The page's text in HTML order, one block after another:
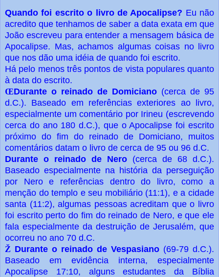
Quando foi escrito o livro de Apocalipse? Eu não
acredito que tenhamos de saber a data exata em que
João escreveu para entender a mensagem básica de
Apocalipse. Mas, achamos algumas coisas no livro
que nos dão uma idéia de quando foi escrito.
Há pelo menos três pontos de vista populares quanto
à data do escrito.
ŒDurante o reinado de Domiciano (cerca de 95
d.C.). Baseado em referências exteriores ao livro,
especialmente um comentário por Irineu (escrevendo
cerca do ano 180 d.C.), que o Apocalipse foi escrito
próximo do fim do reinado de Domiciano, muitos
comentários datam o livro de cerca de 95 ou 96 d.C.
Durante o reinado de Nero (cerca de 68 d.C.).
Baseado especialmente na história da perseguição
por Nero e referências dentro do livro, como a
menção do templo e seu mobiliário (11:1), e a cidade
santa (11:2), algumas pessoas acreditam que o livro
foi escrito perto do fim do reinado de Nero, e que ele
fala especialmente da destruição de Jerusalém, que
ocorreu no ano 70 d.C.
Ž Durante o reinado de Vespasiano (69-79 d.C.).
Baseado em evidência interna, especialmente
Apocalipse 17:10, alguns estudantes da Bíblia